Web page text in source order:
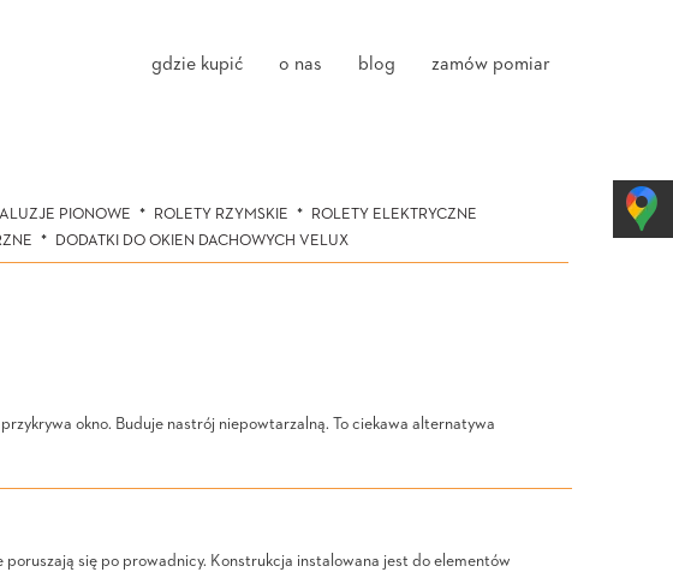
gdzie kupić o nas blog zamów pomiar
PIONOWE ROLETY RZYMSKIE
ROLETY ELEKTRYCZNE
DODATKI DO OKIEN DACHOWYCH VELUX
okno. Buduje nastrój niepowtarzalną. To ciekawa alternatywa
się po prowadnicy. Konstrukcja instalowana jest do elementów